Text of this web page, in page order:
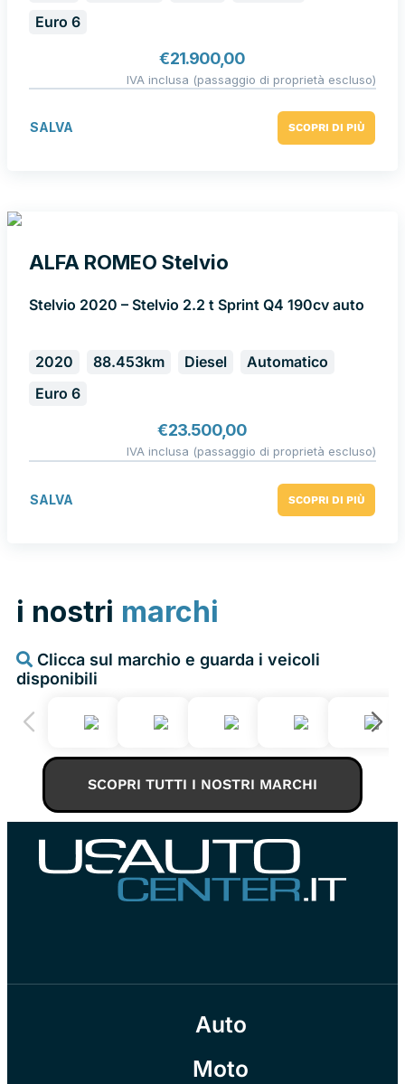
Euro 6
€21.900,00
IVA inclusa (passaggio di proprietà escluso)
SALVA SCOPRI DI PIÙ
ALFA ROMEO Stelvio
Stelvio 2020 – Stelvio 2.2 t Sprint Q4 190cv auto
2020 88.453km Diesel
Automatico
Euro 6
€23.500,00
IVA inclusa (passaggio di proprietà escluso)
SALVA SCOPRI DI PIÙ
i nostri marchi
Clicca sul marchio e guarda i veicoli
disponibili
SCOPRI TUTTI I NOSTRI MARCHI
Auto
Moto